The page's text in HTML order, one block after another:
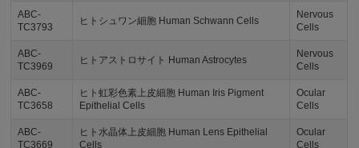
ABC-
TC3793
ヒトシュワン細胞 Human Schwann Cells
Nervous
Cells
ABC-
TC3969
ヒトアストロサイト Human Astrocytes
Nervous
Cells
ABC-
TC3658
ヒト虹彩色素上皮細胞 Human Iris Pigment
Epithelial Cells
Ocular
Cells
ABC-
TC3669
ヒト水晶体上皮細胞 Human Lens Epithelial
Cells
Ocular
Cells